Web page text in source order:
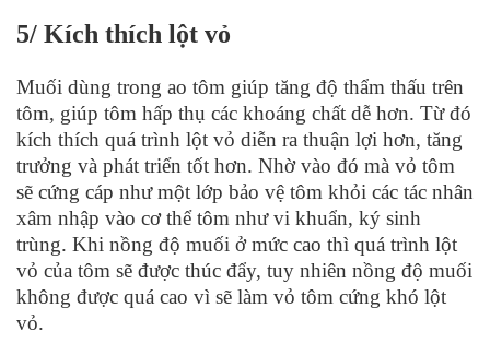
5/ Kích thích lột vỏ
Muối dùng trong ao tôm giúp tăng độ thẩm thấu trên
tôm, giúp tôm hấp thụ các khoáng chất dễ hơn. Từ đó
kích thích quá trình lột vỏ diễn ra thuận lợi hơn, tăng
trưởng và phát triển tốt hơn. Nhờ vào đó mà vỏ tôm
sẽ cứng cáp như một lớp bảo vệ tôm khỏi các tác nhân
xâm nhập vào cơ thể tôm như vi khuẩn, ký sinh
trùng. Khi nồng độ muối ở mức cao thì quá trình lột
vỏ của tôm sẽ được thúc đẩy, tuy nhiên nồng độ muối
không được quá cao vì sẽ làm vỏ tôm cứng khó lột
vỏ.